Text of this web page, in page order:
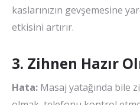
kaslarınızın gevşemesine
etkisini artırır.
3. Zihnen Hazır
Hata: Masaj yatağında bile